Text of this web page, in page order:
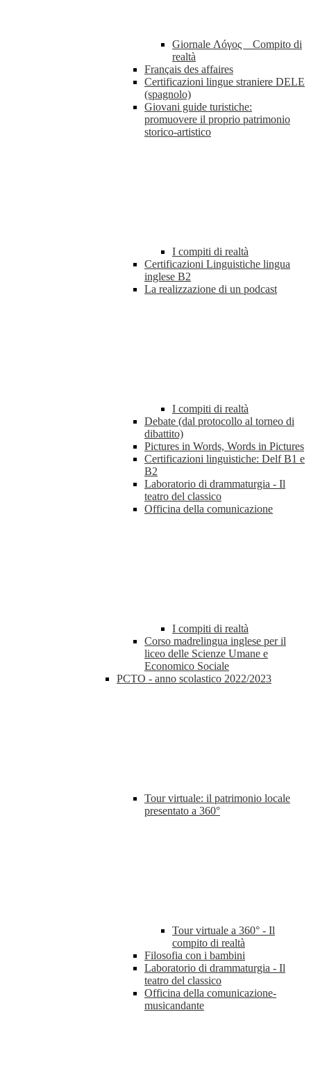
Giornale Λóγος _ Compito di
realtà
Français des affaires
Certificazioni lingue straniere DELE
(spagnolo)
Giovani guide turistiche:
promuovere il proprio patrimonio
storico-artistico
I compiti di realtà
Certificazioni Linguistiche lingua
inglese B2
La realizzazione di un podcast
I compiti di realtà
Debate (dal protocollo al torneo di
dibattito)
Pictures in Words, Words in Pictures
Certificazioni linguistiche: Delf B1 e
B2
Laboratorio di drammaturgia - Il
teatro del classico
Officina della comunicazione
I compiti di realtà
Corso madrelingua inglese per il
liceo delle Scienze Umane e
Economico Sociale
PCTO - anno scolastico 2022/2023
Tour virtuale: il patrimonio locale
presentato a 360°
Tour virtuale a 360° - Il
compito di realtà
Filosofia con i bambini
Laboratorio di drammaturgia - Il
teatro del classico
Officina della comunicazione-
musicandante